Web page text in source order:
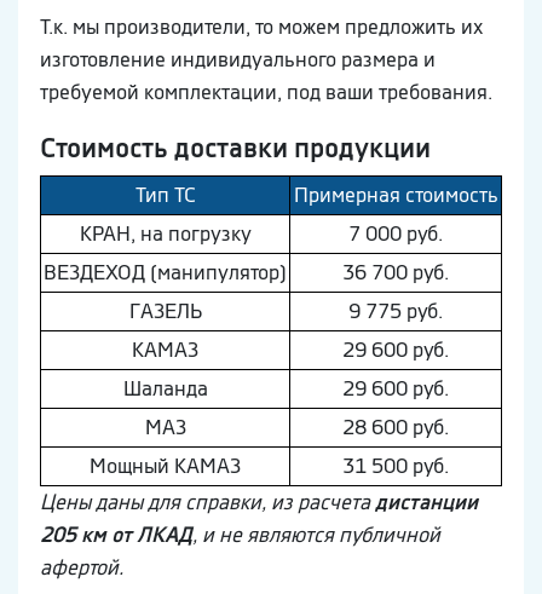
Т.к. мы производители, то можем предложить их
изготовление индивидуального размера и
требуемой комплектации, под ваши требования.
Стоимость доставки продукции
Тип ТС
Примерная стоимость
КРАН, на погрузку
7 000 руб.
ВEЗДEХОД (манипулятор)
36 700 руб.
ГAЗEЛЬ
9 775 руб.
КAМAЗ
29 600 руб.
Шaлaнда
29 600 руб.
МAЗ
28 600 руб.
Мощный КAМAЗ
31 500 руб.
Цены даны для справки, из расчетадистанции
205 км от ЛКАД, и не являются публичной
афертой.